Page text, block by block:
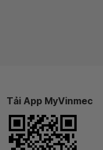
Tải App MyVinmec